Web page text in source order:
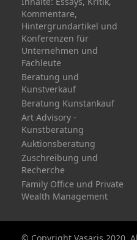
Kommentare,
Hintergrundartikel und
Konferenzen für
Unternehmen und
Fachleute
Beratung und
Kunstverkauf
Beratung Kunstankauf
Art Advisory -
Kunstberatung
Auktionsberatung
Zuschreibung und
Recherche
Family Office und Private
Wealth Management